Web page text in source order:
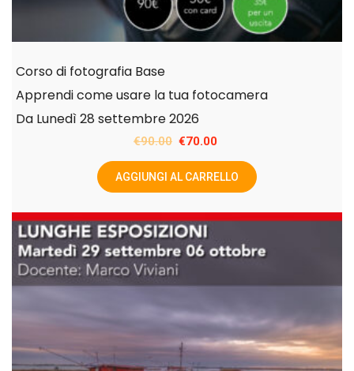
Corso di fotografia Base
Apprendi come usare la tua fotocamera
Da Lunedì 28 settembre 2026
€90.00 Il
prezzo
originale
€90.00.
€70.00
prezzo
attuale
€70.00.
AGGIUNGI AL CARRELLO